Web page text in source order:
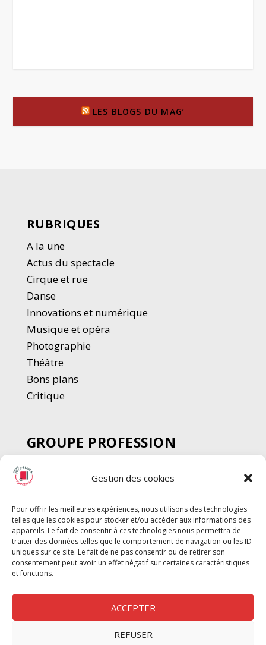
Gestion des cookies
Pour offrir les meilleures expériences, nous utilisons des technologies
telles que les cookies pour stocker et/ou accéder aux informations des
appareils. Le fait de consentir à ces technologies nous permettra de
traiter des données telles que le comportement de navigation ou les ID
uniques sur ce site. Le fait de ne pas consentir ou de retirer son
consentement peut avoir un effet négatif sur certaines caractéristiques
et fonctions.
ACCEPTER
REFUSER
LES BLOGS DU MAG’
RUBRIQUES
A la une
Actus du spectacle
Cirque et rue
Danse
Innovations et numérique
Musique et opéra
Photographie
Théâtre
Bons plans
Critique
GROUPE PROFESSION
SPECTACLE
Chèque Intermittents
Chèque Compta
Chèque Emploi Spectacle
G-Pods
Profession Audio-visuel